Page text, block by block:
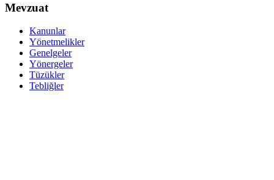
Mevzuat
Kanunlar
Yönetmelikler
Genelgeler
Yönergeler
Tüzükler
Tebliğler